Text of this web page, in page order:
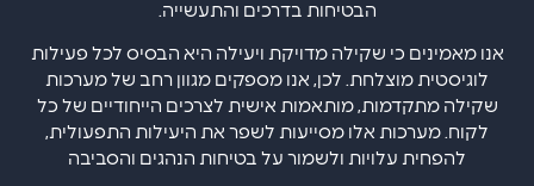
הבטיחות בדרכים והתעשייה.
אנו מאמינים כי שקילה מדויקת ויעילה היא הבסיס לכל פעילות
לוגיסטית מוצלחת. לכן, אנו מספקים מגוון רחב של מערכות
שקילה מתקדמות, מותאמות אישית לצרכים הייחודיים של כל
לקוח. מערכות אלו מסייעות לשפר את היעילות התפעולית,
להפחית עלויות ולשמור על בטיחות הנהגים והסביבה